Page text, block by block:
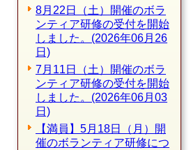
8月22日（土）開催のボラ
ンティア研修の受付を開始
しました。(2026年06月26
日)
7月11日（土）開催のボラ
ンティア研修の受付を開始
しました。(2026年06月03
日)
【満員】5月18日（月）開
催のボランティア研修につ